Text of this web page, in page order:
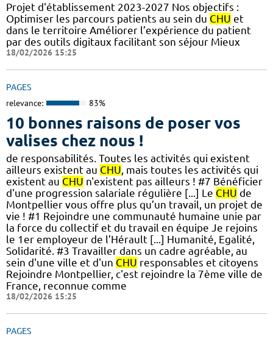
Projet d'établissement 2023-2027 Nos objectifs :
Optimiser les parcours patients au sein du CHU et
dans le territoire Améliorer l’expérience du patient
par des outils digitaux facilitant son séjour Mieux
18/02/2026 15:25
PAGES
relevance: 83%
10 bonnes raisons de poser vos
valises chez nous !
de responsabilités. Toutes les activités qui existent
ailleurs existent au CHU, mais toutes les activités qui
existent au CHU n'existent pas ailleurs ! #7 Bénéficier
d'une progression salariale régulière [...] Le CHU de
Montpellier vous offre plus qu’un travail, un projet de
vie ! #1 Rejoindre une communauté humaine unie par
la force du collectif et du travail en équipe Je rejoins
le 1er employeur de l’Hérault [...] Humanité, Egalité,
Solidarité. #3 Travailler dans un cadre agréable, au
sein d'une ville et d'un CHU responsables et citoyens
Rejoindre Montpellier, c'est rejoindre la 7ème ville de
France, reconnue comme
18/02/2026 15:25
PAGES